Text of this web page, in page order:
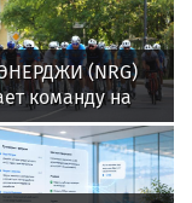
(NRG)
команду на
Russie в